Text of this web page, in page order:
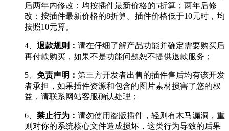
后两年内修改：均按插件最新价格的5折算；两年后修
改：按插件最新价格的8折算。插件价格低于10元时，均
按照10元算。
4、 退款规则： 请在仔细了解产品功能并确定需要购买后
再付款购买，如果不是功能问题恕不提供退款服务；
5、 免责声明： 第三方开发者出售的插件售后均有该开发
者承担，如果插件资源和包含的图片素材损害了您的权
益，请联系网站客服确认处理；
6、 禁止行为： 请勿使用盗版插件，轻则有木马漏洞，重
则对你的系统核心文件造成损坏，这类行为导致的后果